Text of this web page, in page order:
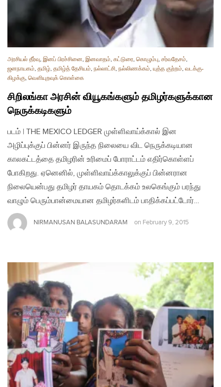
அரசியல் தீர்வு, இனப் பிரச்சினை, இனவாதம், கட்டுரை, கொழும்பு, சர்வதேசம்,
ஜனநாயகம், தமிழ், தமிழ்த் தேசியம், நல்லாட்சி, நல்லிணக்கம், யுத்த குற்றம், வடக்கு-
கிழக்கு, வௌியுறவுக் கொள்கை
சிறிலங்கா அரசின் வியூகங்களும் தமிழர்களுக்கான
நெருக்கடிகளும்
படம் | THE MEXICO LEDGER முள்ளிவாய்க்கால் இன
அழிப்புக்குப் பின்னர் இருந்த நிலையை விட நெருக்கடியான
காலகட்டத்தை தமிழரின் உரிமைப் போராட்டம் எதிர்கொள்ளப்
போகிறது. ஏனெனில், முள்ளிவாய்க்காலுக்குப் பின்னரான
நிலையென்பது தமிழர் தாயகம் தொடக்கம் உலகெங்கும் பரந்து
வாழும் பெரும்பான்மையான தமிழர்களிடம் பாதிக்கப்பட்டோர்…
NIRMANUSAN BALASUNDARAM on February 9, 2015